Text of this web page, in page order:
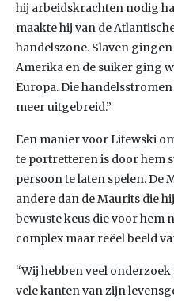
hij arbeidskrachten nodig
maakte hij van de
handelszone. Slaven
Amerika en de suiker ging
Europa. Die
meer uitgebreid.”
Een manier voor Litewski
te portretteren is door hem
persoon te laten spelen. De
andere dan de Maurits die
bewuste keus die voor hem
complex maar reëel beeld
“Wij hebben veel
vele kanten van zijn